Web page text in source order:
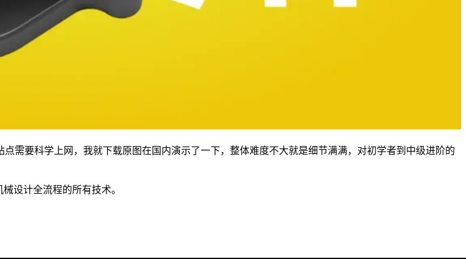
需要科学上网，我就下载原图在国内演示了一下，整体难度不大就是细节满满，对初学者到中级进阶的
设计全流程的所有技术。